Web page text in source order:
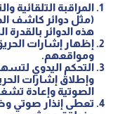
المراقبة التلقائية
(مثل دوائر كاشف
هذه الدوائر بالقدرة
إظهار إشارات
ومواقعهم.
التحكم اليدوي
وإطلاق إشارات
الصوتية وإعادة
تعطى إنذار صوتي